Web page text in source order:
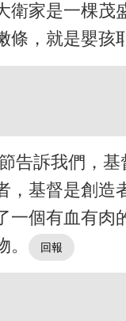
衛家是一棵茂
條，就是嬰孩
告訴我們，
，基督是創造
一個有血有肉